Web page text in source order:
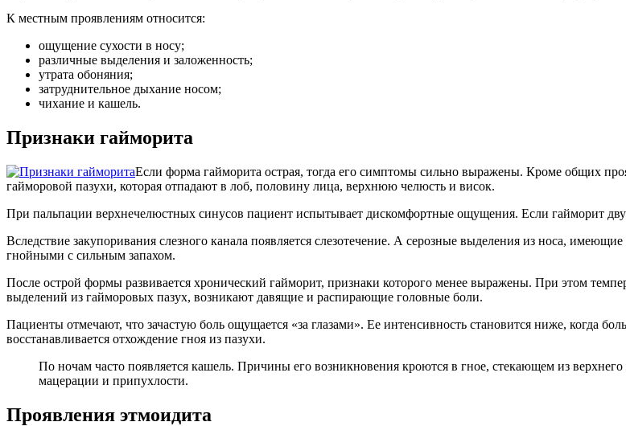
К местным проявлениям относится:
ощущение сухости в носу;
различные выделения и заложенность;
утрата обоняния;
затруднительное дыхание носом;
чихание и кашель.
Признаки гайморита
Если форма гайморита острая, тогда его симптомы сильно выражены. Кроме общих
гайморовой пазухи, которая отпадают в лоб, половину лица, верхнюю челюсть и висок.
При пальпации верхнечелюстных синусов пациент испытывает дискомфортные ощущения. Если гайморит
Вследствие закупоривания слезного канала появляется слезотечение. А серозные выделения из носа,
гнойными с сильным запахом.
После острой формы развивается хронический гайморит, признаки которого менее выражены. При этом
выделений из гайморовых пазух, возникают давящие и распирающие головные боли.
Пациенты отмечают, что зачастую боль ощущается «за глазами». Ее интенсивность становится ниже, когда
восстанавливается отхождение гноя из пазухи.
По ночам часто появляется кашель. Причины его возникновения кроются в гное, стекающем из
мацерации и припухлости.
Проявления этмоидита